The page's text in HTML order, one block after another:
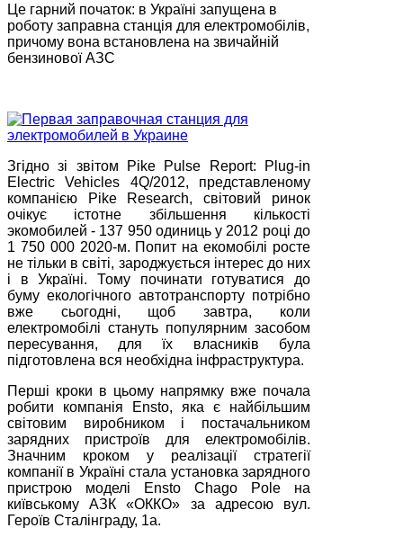
Це гарний початок: в Україні запущена в
роботу заправна станція для електромобілів,
причому вона встановлена на звичайній
бензинової АЗС
Згідно зі звітом Pike Pulse Report: Plug-in
Electric Vehicles 4Q/2012, представленому
компанією Pike Research, світовий ринок
очікує істотне збільшення кількості
экомобилей - 137 950 одиниць у 2012 році до
1 750 000 2020-м. Попит на екомобілі росте
не тільки в світі, зароджується інтерес до них
і в Україні. Тому починати готуватися до
буму екологічного автотранспорту потрібно
вже сьогодні, щоб завтра, коли
електромобілі стануть популярним засобом
пересування, для їх власників була
підготовлена вся необхідна інфраструктура.
Перші кроки в цьому напрямку вже почала
робити компанія Ensto, яка є найбільшим
світовим виробником і постачальником
зарядних пристроїв для електромобілів.
Значним кроком у реалізації стратегії
компанії в Україні стала установка зарядного
пристрою моделі Ensto Chago Pole на
київському АЗК «ОККО» за адресою вул.
Героїв Сталінграду, 1а.